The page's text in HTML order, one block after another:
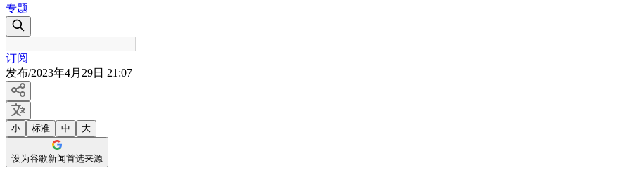
专题
订阅
发布/2023年4月29日 21:07
小 标准 中 大
设为谷歌新闻首选来源